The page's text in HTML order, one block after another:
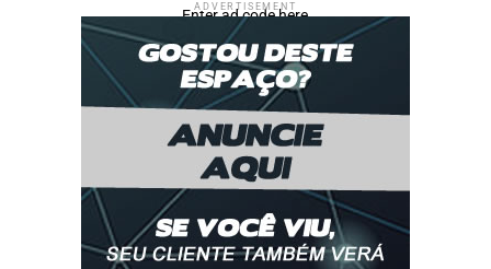
ADVERTISEMENT
Enter ad code here